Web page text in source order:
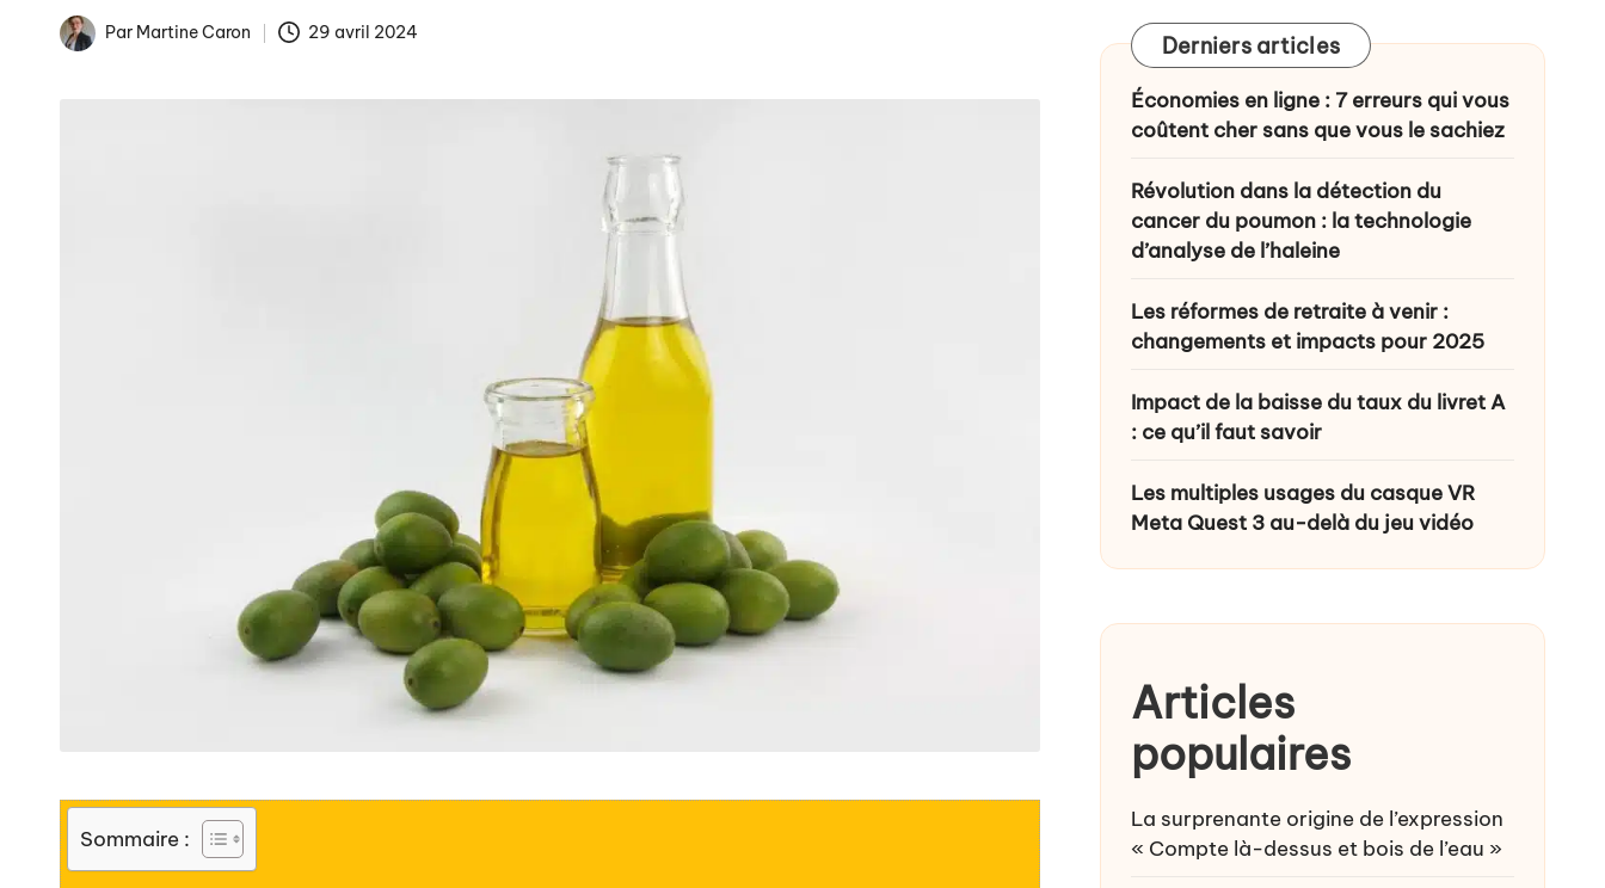
La fin des tarifs réglementés : quels impacts pour le marché de l’électricité en France ?
Arnaques en ligne : comment se protéger des escroqueries post-cyberattaque ?
Comment éviter les pièges du Black Friday et réussir vos achats
Publicités de Noël et intelligence artificielle : l’ère des créations digitales
La gestion numérique de la santé : un tournant vers une meilleure accessibilité
Publié
Par Martine Caron 29 avril 2024
Sommaire :
Derniers articles
Économies en ligne : 7 erreurs qui vous
coûtent cher sans que vous le sachiez
Révolution dans la détection du
cancer du poumon : la technologie
d’analyse de l’haleine
Les réformes de retraite à venir :
changements et impacts pour 2025
Impact de la baisse du taux du livret A
: ce qu’il faut savoir
Les multiples usages du casque VR
Meta Quest 3 au-delà du jeu vidéo
Articles
populaires
La surprenante origine de l’expression
« Compte là-dessus et bois de l’eau »